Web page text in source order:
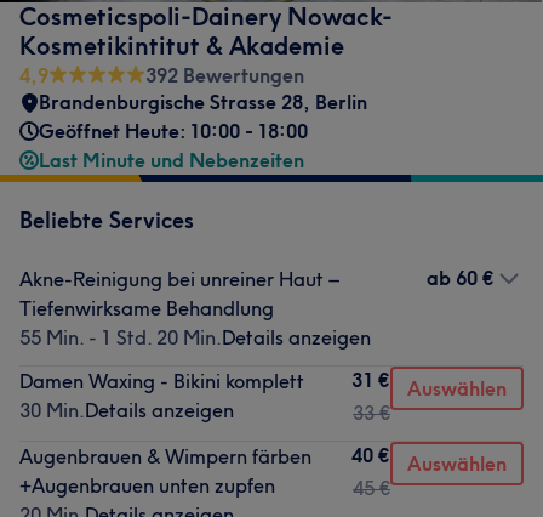
Cosmeticspoli-Dainery Nowack-
Kosmetikintitut & Akademie
4,9
392 Bewertungen
Brandenburgische Strasse 28, Berlin
Geöffnet Heute: 10:00 - 18:00
Last Minute und Nebenzeiten
Beliebte Services
Akne-Reinigung bei unreiner Haut –
Tiefenwirksame Behandlung
55 Min. - 1 Std. 20 Min.Details anzeigen
ab 60 €
Damen Waxing - Bikini komplett
30 Min.Details anzeigen
31 €
33 €
Auswählen
Augenbrauen & Wimpern färben
+Augenbrauen unten zupfen
40 €
45 €
Auswählen